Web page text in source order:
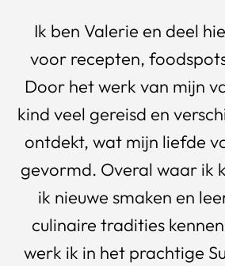
Ik ben Valerie en deel
voor recepten,
Door het werk van mijn
kind veel gereisd en
ontdekt, wat mijn liefde
gevormd. Overal waar ik
ik nieuwe smaken en
culinaire tradities
werk ik in het prachtige